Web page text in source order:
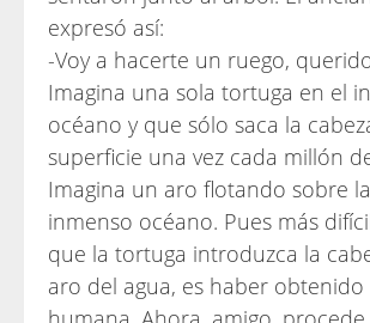
expresó así:
-Voy a hacerte un ruego,
Imagina una sola tortuga en el
océano y que sólo saca la
superficie una vez cada millón
Imagina un aro flotando sobre
inmenso océano. Pues más
que la tortuga introduzca la
aro del agua, es haber obtenido